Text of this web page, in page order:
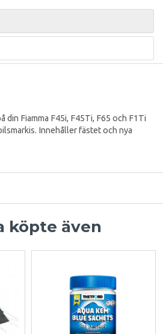
din Fiamma F45i, F45Ti, F65 och F1Ti
Innehåller fästet och nya
köpte även